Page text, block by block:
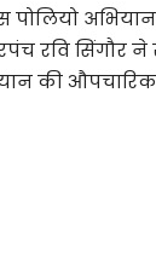
पोलियो
रवि सिंगौर
की